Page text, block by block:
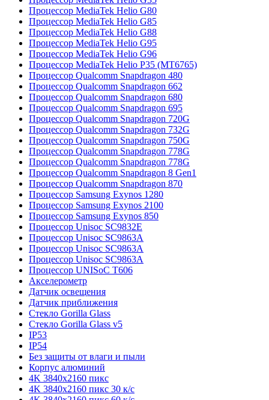
Процессор MediaTek Helio G80
Процессор MediaTek Helio G85
Процессор MediaTek Helio G88
Процессор MediaTek Helio G95
Процессор MediaTek Helio G96
Процессор MediaTek Helio P35 (MT6765)
Процессор Qualcomm Snapdragon 480
Процессор Qualcomm Snapdragon 662
Процессор Qualcomm Snapdragon 680
Процессор Qualcomm Snapdragon 695
Процессор Qualcomm Snapdragon 720G
Процессор Qualcomm Snapdragon 732G
Процессор Qualcomm Snapdragon 750G
Процессор Qualcomm Snapdragon 778G
Процессор Qualcomm Snapdragon 778G
Процессор Qualcomm Snapdragon 8 Gen1
Процессор Qualcomm Snapdragon 870
Процессор Samsung Exynos 1280
Процессор Samsung Exynos 2100
Процессор Samsung Exynos 850
Процессор Unisoc SC9832E
Процессор Unisoc SC9863A
Процессор Unisoc SC9863A
Процессор Unisoc SC9863A
Процессор UNISoC T606
Акселерометр
Датчик освещения
Датчик приближения
Стекло Gorilla Glass
Стекло Gorilla Glass v5
IP53
IP54
Без защиты от влаги и пыли
Корпус алюминий
4K 3840x2160 пикс
4K 3840x2160 пикс 30 к/с